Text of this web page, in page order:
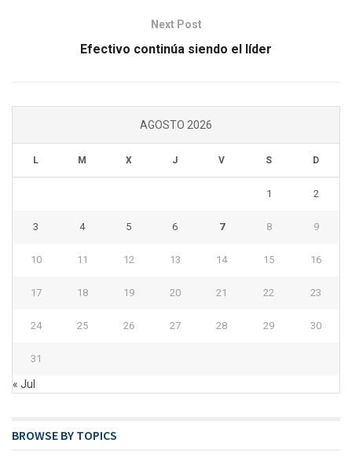
Next Post
Efectivo continúa siendo el líder
AGOSTO 2026
L M X J V S D
1 2
3 4 5 6 7 8 9
10 11 12 13 14 15 16
17 18 19 20 21 22 23
24 25 26 27 28 29 30
31
« Jul
BROWSE BY TOPICS